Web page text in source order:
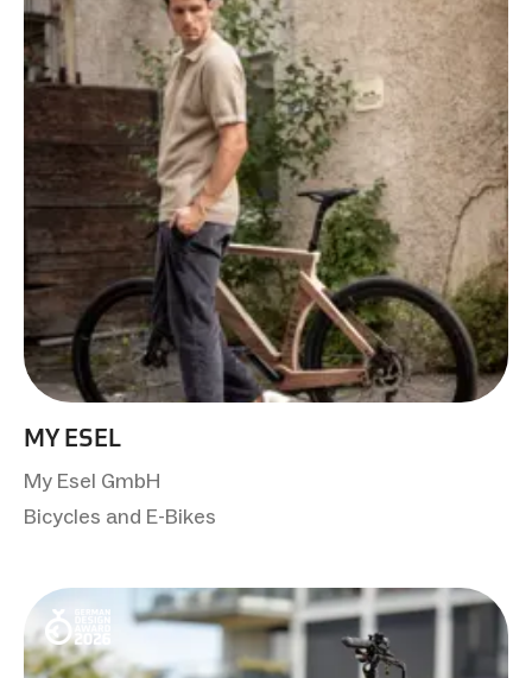
MY ESEL
My Esel GmbH
Bicycles and E-Bikes